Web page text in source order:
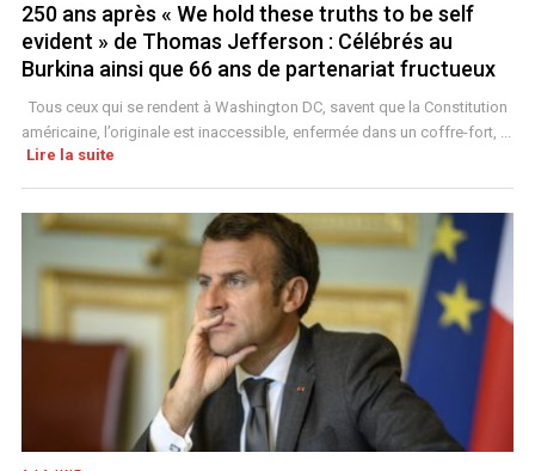
250 ans après « We hold these truths to be self
evident » de Thomas Jefferson : Célébrés au
Burkina ainsi que 66 ans de partenariat fructueux
Tous ceux qui se rendent à Washington DC, savent que la Constitution
américaine, l’originale est inaccessible, enfermée dans un coffre-fort, ...
Lire la suite